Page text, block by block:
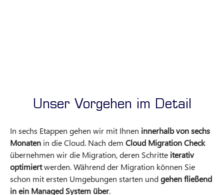
Unser Vorgehen im Detail
In sechs Etappen gehen wir mit Ihnen innerhalb von sechs
Monaten in die Cloud. Nach dem Cloud Migration Check
übernehmen wir die Migration, deren Schritte iterativ
optimiertwerden. Während der Migration können Sie
schon mit ersten Umgebungen starten undgehen fließend
in ein Managed System über.